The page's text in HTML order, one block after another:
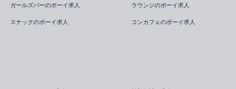
ガールズバーのボーイ求人 ラウンジのボーイ求人
スナックのボーイ求人 コンカフェのボーイ求人